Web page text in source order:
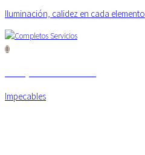
Iluminación, calidez en cada elemento
Impecables